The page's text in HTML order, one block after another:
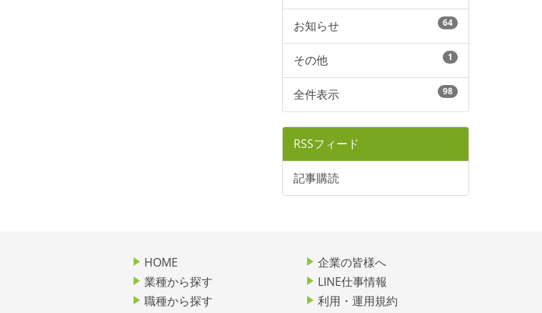
お知らせ 64
その他 1
全件表示 98
RSSフィード
記事購読
HOME
業種から探す
職種から探す
企業の皆様へ
LINE仕事情報
利用・運用規約